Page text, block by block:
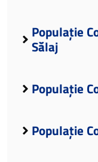
Populație
Sălaj
Populație
Populație